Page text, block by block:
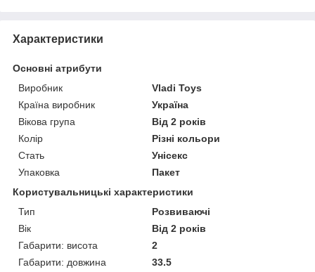
Характеристики
Основні атрибути
Виробник
Vladi Toys
Країна виробник
Україна
Вікова група
Від 2 років
Колір
Різні кольори
Стать
Унісекс
Упаковка
Пакет
Користувальницькі характеристики
Тип
Розвиваючі
Вік
Від 2 років
Габарити: висота
2
Габарити: довжина
33.5